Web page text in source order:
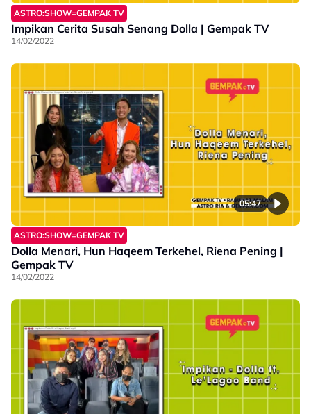
ASTRO:SHOW=GEMPAK TV
Impikan Cerita Susah Senang Dolla | Gempak TV
14/02/2022
05:47
ASTRO:SHOW=GEMPAK TV
Dolla Menari, Hun Haqeem Terkehel, Riena Pening |
Gempak TV
14/02/2022